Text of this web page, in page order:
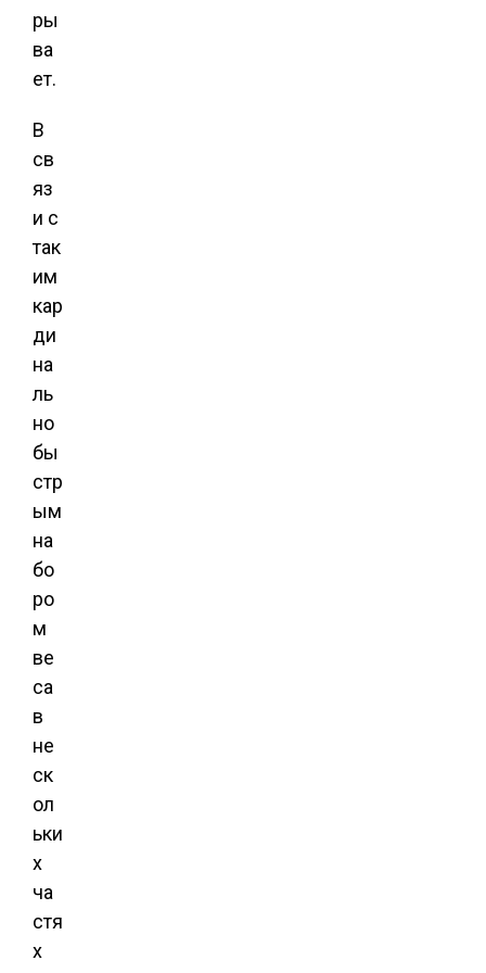
ры
ва
ет.
В
св
яз
и с
так
им
кар
ди
на
ль
но
бы
стр
ым
на
бо
ро
м
ве
са
в
не
ск
ол
ьки
х
ча
стя
х